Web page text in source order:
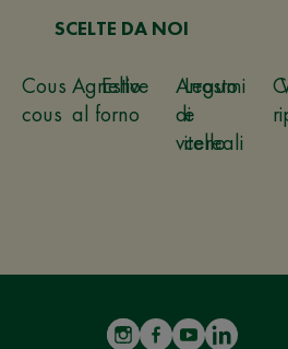
Cous
cous
Estive
Legumi
e
cereali
SCELTE DA NOI
Agnello
al forno
Arrosto
di
vitello